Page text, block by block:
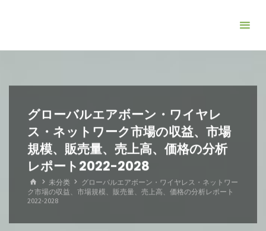
グローバルエアボーン・ワイヤレ
ス・ネットワーク市場の収益、市場
規模、販売量、売上高、価格の分析
レポート2022-2028
ホ
ー
ム
未分类
グローバルエアボーン・ワイヤレス・ネットワー
ク市場の収益、市場規模、販売量、売上高、価格の分析レポート
2022-2028